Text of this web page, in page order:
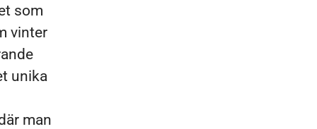
som
vinter
unika
man